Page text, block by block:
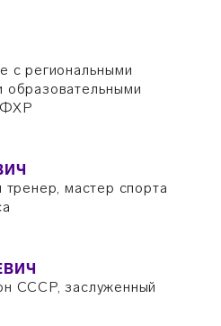
с региональными
ФХР
тренер, мастер спорта
СССР, заслуженный